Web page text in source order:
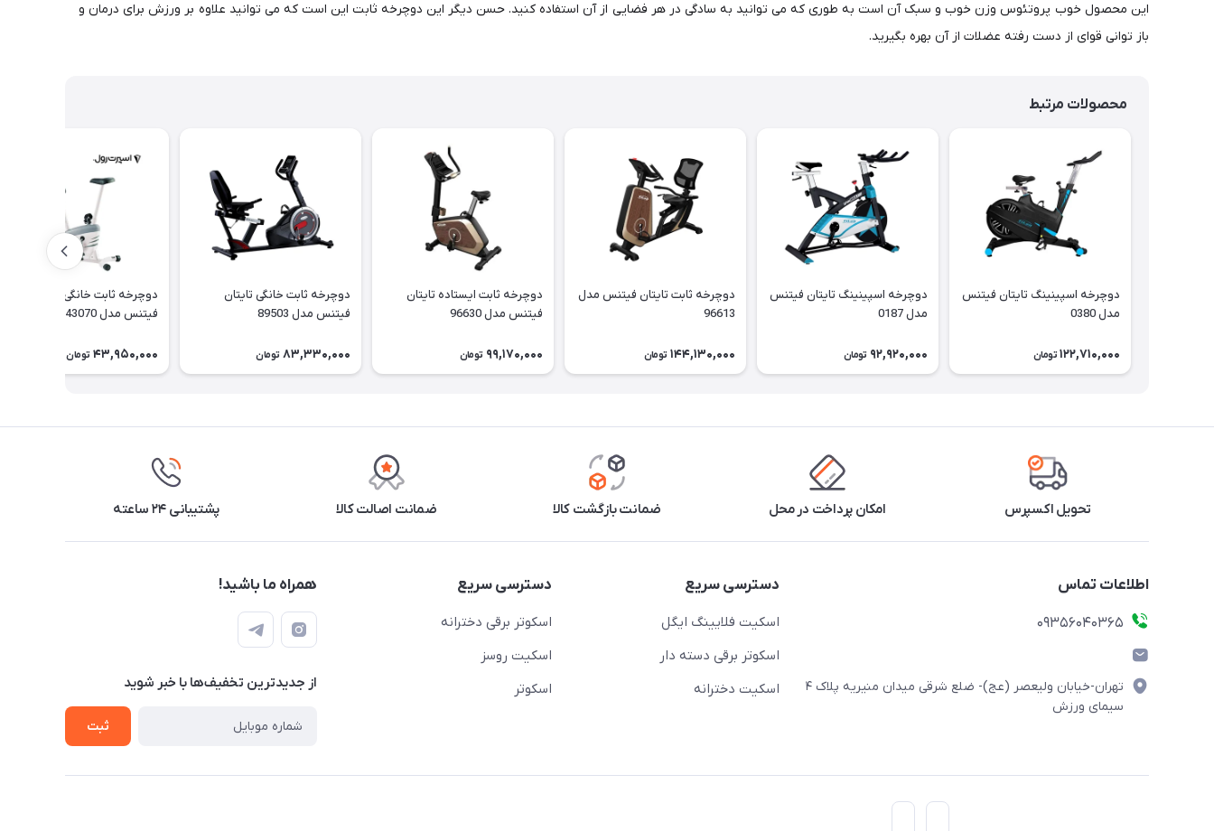
این محصول خوب پروتئوس وزن خوب و سبک آن است به طوری که می توانید به سادگی در هر فضایی از آن استفاده کنید. حسن دیگر این دوچرخه ثابت این است که می توانید علاوه بر ورزش برای درمان و
باز توانی قوای از دست رفته عضلات از آن بهره بگیرید.
محصولات مرتبط
دوچرخه اسپینینگ تایتان فیتنس
مدل 0380
122,710,000 تومان
دوچرخه اسپینینگ تایتان فیتنس
مدل 0187
92,920,000 تومان
دوچرخه ثابت تایتان فیتنس مدل
96613
144,130,000 تومان
دوچرخه ثابت ایستاده تایتان
فیتنس مدل 96630
99,170,000 تومان
دوچرخه ثابت خانگی تایتان
فیتنس مدل 89503
83,330,000 تومان
دوچرخه ثابت خانگی تایتان
فیتنس مدل 43070
43,950,000 تومان
تحویل اکسپرس امکان پرداخت در محل ضمانت بازگشت کالا ضمانت اصالت کالا پشتیبانی ۲۴ ساعته
اطلاعات تماس
۰۹۳۵۶۰۴۰۳۶۵
تهران-خیابان ولیعصر (عج)- ضلع شرقی میدان منیریه پلاک ۴
سیمای ورزش
دسترسی سریع
اسکیت فلایینگ ایگل
اسکوتر برقی دسته دار
اسکیت دخترانه
دسترسی سریع
اسکوتر برقی دخترانه
اسکیت روسز
اسکوتر
همراه ما باشید!
از جدید‌ترین تخفیف‌ها با‌ خبر شوید
ثبت